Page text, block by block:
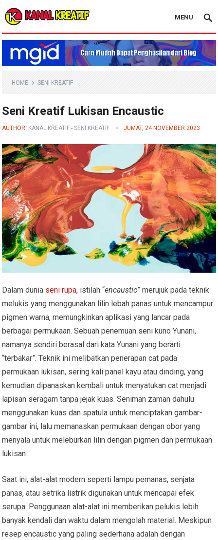
Blog Kanal Kreatif
MENU
HOME SENI KREATIF
Seni Kreatif Lukisan Encaustic
AUTHOR: KANAL KREATIF -SENI KREATIF JUMAT, 24 NOVEMBER 2023
Dalam dunia seni rupa, istilah “encaustic” merujuk pada teknik
melukis yang menggunakan lilin lebah panas untuk mencampur
pigmen warna, memungkinkan aplikasi yang lancar pada
berbagai permukaan. Sebuah penemuan seni kuno Yunani,
namanya sendiri berasal dari kata Yunani yang berarti
“terbakar”. Teknik ini melibatkan penerapan cat pada
permukaan lukisan, sering kali panel kayu atau dinding, yang
kemudian dipanaskan kembali untuk menyatukan cat menjadi
lapisan seragam tanpa jejak kuas. Seniman zaman dahulu
menggunakan kuas dan spatula untuk menciptakan gambar-
gambar ini, lalu memanaskan permukaan dengan obor yang
menyala untuk meleburkan lilin dengan pigmen dan permukaan
lukisan.
Saat ini, alat-alat modern seperti lampu pemanas, senjata
panas, atau setrika listrik digunakan untuk mencapai efek
serupa. Penggunaan alat-alat ini memberikan pelukis lebih
banyak kendali dan waktu dalam mengolah material. Meskipun
resep encaustic yang paling sederhana adalah dengan